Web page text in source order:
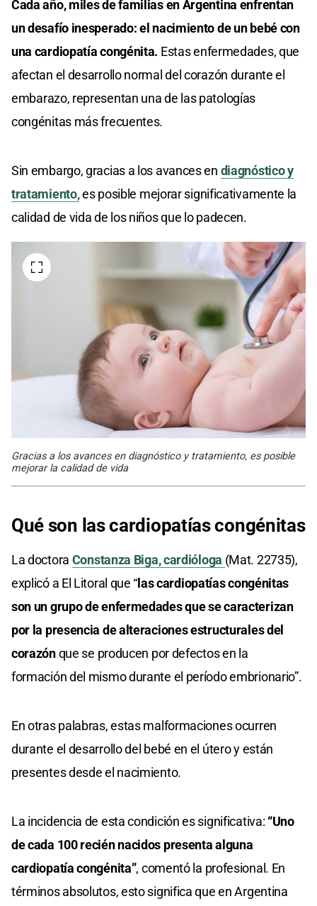
Cada año, miles de familias en Argentina enfrentan
un desafío inesperado: el nacimiento de un bebé con
una cardiopatía congénita. Estas enfermedades, que
afectan el desarrollo normal del corazón durante el
embarazo, representan una de las patologías
congénitas más frecuentes.
Sin embargo, gracias a los avances en diagnóstico y
tratamiento,es posible mejorar significativamente la
calidad de vida de los niños que lo padecen.
Gracias a los avances en diagnóstico y tratamiento, es posible
mejorar la calidad de vida
Qué son las cardiopatías congénitas
La doctora Constanza Biga, cardióloga (Mat. 22735),
explicó a El Litoral que “ las cardiopatías congénitas
son un grupo de enfermedades que se caracterizan
por la presencia de alteraciones estructurales del
corazónque se producen por defectos en la
formación del mismo durante el período embrionario”.
En otras palabras, estas malformaciones ocurren
durante el desarrollo del bebé en el útero y están
presentes desde el nacimiento.
La incidencia de esta condición es significativa: “Uno
de cada 100 recién nacidos presenta alguna
cardiopatía congénita”, comentó la profesional. En
términos absolutos, esto significa que en Argentina